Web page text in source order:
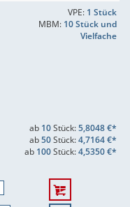
VPE: 1 Stück
MBM: 10 Stück und
Vielfache
ab 10Stück:5,8048 €*
ab50Stück:4,7164 €*
ab 100Stück:4,5350 €*